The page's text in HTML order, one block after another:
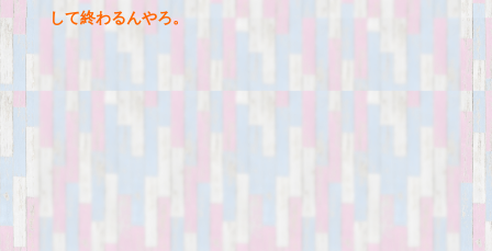
して終わるんやろ。